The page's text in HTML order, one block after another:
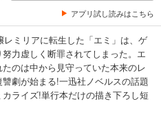
アプリ試し読みはこちら
ミリアに転生した「エミ」は、ゲ
力虚しく断罪されてしまった。エ
のは中から見守っていた本来のレ
劇が始まる!一迅社ノベルスの話題
ライズ!単行本だけの描き下ろし短